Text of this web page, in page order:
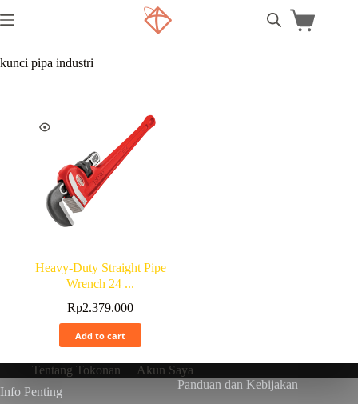
kunci pipa industri
Heavy-Duty Straight Pipe
Wrench 24 ...
Rp2.379.000
Add to cart
Tentang Tokonan
Akun Saya
Info Penting
Panduan dan Kebijakan